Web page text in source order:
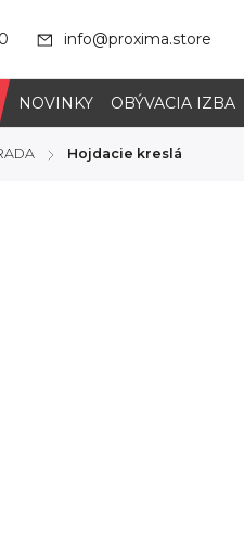
info@proxima.store
NOVINKY OBÝVACIA IZBA
/ Hojdacie kreslá